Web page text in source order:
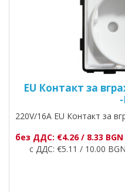
EU Контакт за
220V/16A EU Контакт за
без ДДС: €4.26 / 8.33 BGN
с ДДС: €5.11 / 10.00 BGN